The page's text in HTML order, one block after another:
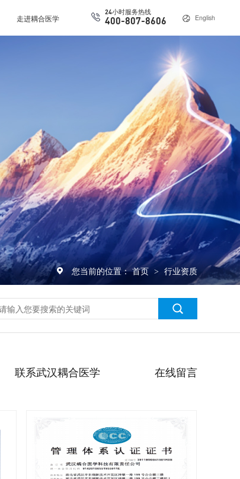
English
24小时服务热线
400-807-8606
走进耦合医学
您当前的位置： 首页 > 行业资质
联系武汉耦合医学 在线留言